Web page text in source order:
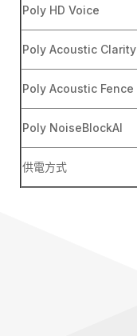
Poly HD Voice
Poly Acoustic Clarity
Poly Acoustic Fence
Poly NoiseBlockAI
供電方式